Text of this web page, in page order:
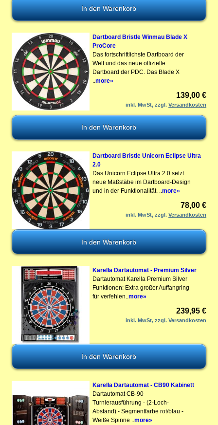
Dartboard Bristle Winmau Blade X
ProCore
Das fortschrittlichste Dartboard der
Welt und das neue offizielle
Dartboard der PDC. Das Blade X
..more»
139,00 €
inkl. MwSt, zzgl.Versandkosten
Dartboard Bristle Unicorn Eclipse Ultra
2.0
Das Unicorn Eclipse Ultra 2.0 setzt
neue Maßstäbe im Dartboard-Design
und in der Funktionalität. ..more»
78,00 €
inkl. MwSt, zzgl.Versandkosten
Karella Dartautomat - Premium Silver
Dartautomat Karella Premium Silver
Funktionen: Extra großer Auffangring
für verfehlen..more»
239,95 €
inkl. MwSt, zzgl.Versandkosten
Karella Dartautomat - CB90 Kabinett
Dartautomat CB-90
Turnierausführung - (2-Loch-
Abstand) - Segmentfarbe rot/blau -
Weiße Spinne .. more»